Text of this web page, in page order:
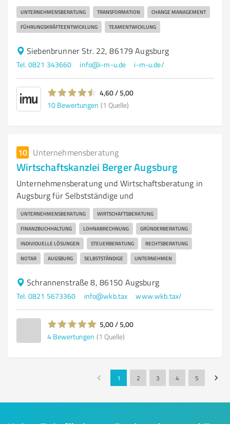
UNTERNEHMENSBERATUNG TRANSFORMATION CHANGE MANAGEMENT
FÜHRUNGSKRÄFTEENTWICKLUNG TEAMENTWICKLUNG
Siebenbrunner Str. 22, 86179 Augsburg
Tel. 0821 343660 info@i-m-u.de i-m-u.de/
4,60 / 5,00
10 Bewertungen (1 Quelle)
10 Unternehmensberatung
Wirtschaftskanzlei Berger Augsburg
Unternehmensberatung und Wirtschaftsberatung in
Augsburg für Selbstständige und
UNTERNEHMENSBERATUNG WIRTSCHAFTSBERATUNG
FINANZBUCHHALTUNG LOHNABRECHNUNG GRÜNDERBERATUNG
INDIVIDUELLE LÖSUNGEN STEUERBERATUNG RECHTSBERATUNG
NOTAR AUGSBURG SELBSTSTÄNDIGE UNTERNEHMEN
Schrannenstraße 8, 86150 Augsburg
Tel. 0821 5673360 info@wkb.tax www.wkb.tax/
5,00 / 5,00
4 Bewertungen (1 Quelle)
1 2 3 4 5